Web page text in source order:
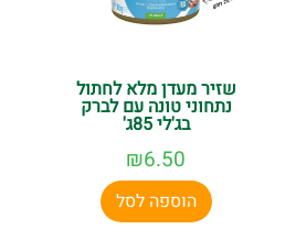
שזיר מעדן מלא לחתול
נתחוני טונה עם לברק
בג'לי 85ג'
₪6.50
הוספה לסל